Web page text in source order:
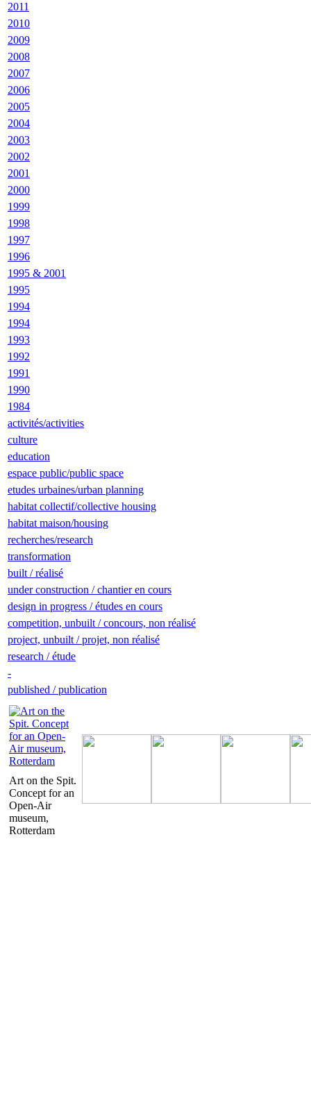
2011
2010
2009
2008
2007
2006
2005
2004
2003
2002
2001
2000
1999
1998
1997
1996
1995 & 2001
1995
1994
1994
1993
1992
1991
1990
1984
activités/activities
culture
education
espace public/public space
etudes urbaines/urban planning
habitat collectif/collective housing
habitat maison/housing
recherches/research
transformation
built / réalisé
under construction / chantier en cours
design in progress / études en cours
competition, unbuilt / concours, non réalisé
project, unbuilt / projet, non réalisé
research / étude
-
published / publication
Art on the Spit.
Concept for an
Open-Air
museum,
Rotterdam